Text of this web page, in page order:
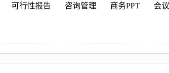
可行性报告 咨询管理 商务PPT 会